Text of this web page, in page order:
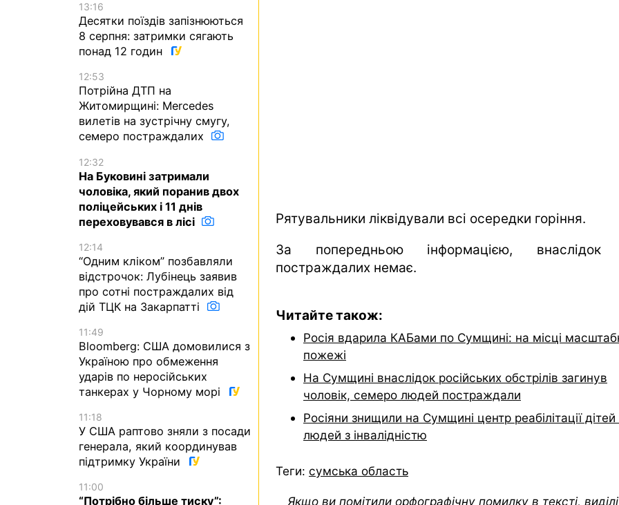
Рятувальники ліквідували всі осередки горіння.
За попередньою інформацією, внаслідок
постраждалих немає.
Читайте також:
Росія вдарила КАБами по Сумщині: на місці
пожежі
На Сумщині внаслідок російських обстрілів загинув
чоловік, семеро людей постраждали
Росіяни знищили на Сумщині центр реабілітації дітей
людей з інвалідністю
Теги: сумська область
Якщо ви помітили орфографічну помилку в тексті,
13:16
Десятки поїздів запізнюються
8 серпня: затримки сягають
понад 12 годин
12:53
Потрійна ДТП на
Житомирщині: Mercedes
вилетів на зустрічну смугу,
семеро постраждалих
12:32
На Буковині затримали
чоловіка, який поранив двох
поліцейських і 11 днів
переховувався в лісі
12:14
“Одним кліком” позбавляли
відстрочок: Лубінець заявив
про сотні постраждалих від
дій ТЦК на Закарпатті
11:49
Bloomberg: США домовилися з
Україною про обмеження
ударів по неросійських
танкерах у Чорному морі
11:18
У США раптово зняли з посади
генерала, який координував
підтримку України
11:00
“Потрібно більше тиску”: